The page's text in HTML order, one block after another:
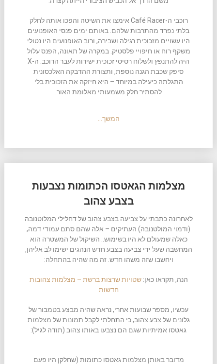
רוכבי ה-Café Racer אימצו את השיטה והפכו אותה לחלק
בלתי נפרד מהתרבות שלהם. באותם ימים פנסי האופנועים
היו עשויים מזכוכית רגילה ושבירה, ורוב האופנועים היו נטולי
משקף רוח או חיפויי פלסטיק. במקרה של תאונה, הפנס עלול
היה להתנפץ ולשלוח רסיסי זכוכית ישירות לעבר הרוכב. ה-X
סיפק שכבת הגנה נוספת, ותצורת ההדבקה האלכסונית
התגלתה כיעילה במיוחד – היא חיזקה את הזכוכית בלי
להסתיר חלק משמעותי מאלומת האור.
המשך…
מצלמות הגאטסו הכתומות נצבעות
בצבע צהוב
לאחרונה כתבתי על צביעה בצבע צהוב של דחלילי המלוטנובה
(ודמוי המולטנובה) העתיקים – אלה שהם סתם עמודי דמה,
כאלה שמעולם לא היו בשימוש.. השיקול של המשטרה הוא
המחשבה שעל ידי צביעה בצבע חדש הנהגים ישימו לב אליהן,
ויחשבו שזה משהו חדש. זה מה שהיה בהתחלה:
הנה, תקראו כאן:שטויות שרצות ברשת – מצלמות צהובות
חדשות
עכשיו, מספר שבועות אחרי, נראה שהיה מבצע בטמבור של
גלונים של צבע צהוב, כי התחלתי לקבל תמונות של מצלמות
גאטסו אמיתיות שגם הם נצבעו באותו צהוב (תודה לגיל):
מדובר באותן מצלמות גאטסו כתומות (שחלקן היו פעם